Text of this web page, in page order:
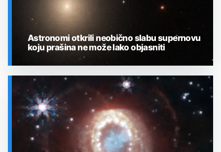
SVEMIR
Astronomi otkrili neobično slabu supernovu
koju prašina ne može lako objasniti